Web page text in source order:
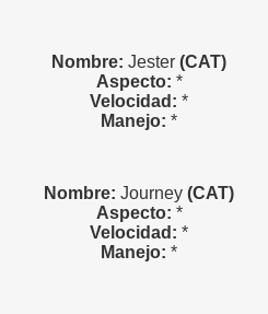
Nombre: Jester (CAT)
Aspecto: *
Velocidad: *
Manejo: *
Nombre: Journey (CAT)
Aspecto: *
Velocidad: *
Manejo: *